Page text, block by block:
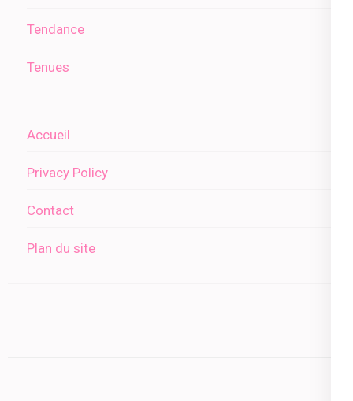
Tendance
Tenues
Accueil
Privacy Policy
Contact
Plan du site